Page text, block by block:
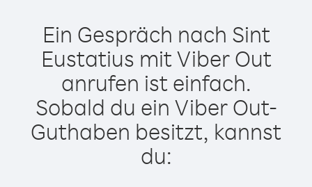
Ein Gespräch nach Sint
Eustatius mit Viber Out
anrufen ist einfach.
Sobald du ein Viber Out-
Guthaben besitzt, kannst
du: